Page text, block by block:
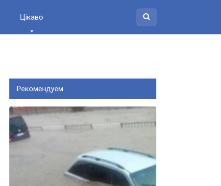
Цікаво
Рекомендуем